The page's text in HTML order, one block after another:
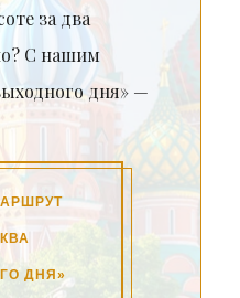
за два
С нашим
дня» —
ДНЯ»